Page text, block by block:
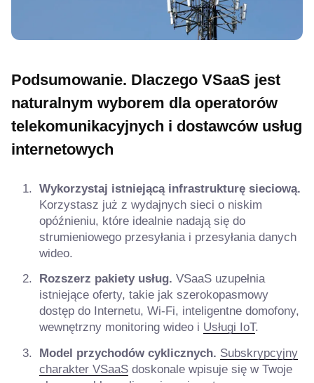
Podsumowanie. Dlaczego VSaaS jest
naturalnym wyborem dla operatorów
telekomunikacyjnych i dostawców usług
internetowych
Wykorzystaj istniejącą infrastrukturę sieciową.
Korzystasz już z wydajnych sieci o niskim
opóźnieniu, które idealnie nadają się do
strumieniowego przesyłania i przesyłania danych
wideo.
Rozszerz pakiety usług. VSaaS uzupełnia
istniejące oferty, takie jak szerokopasmowy
dostęp do Internetu, Wi-Fi, inteligentne domofony,
wewnętrzny monitoring wideo i Usługi IoT.
Model przychodów cyklicznych. Subskrypcyjny
charakter VSaaS doskonale wpisuje się w Twoje